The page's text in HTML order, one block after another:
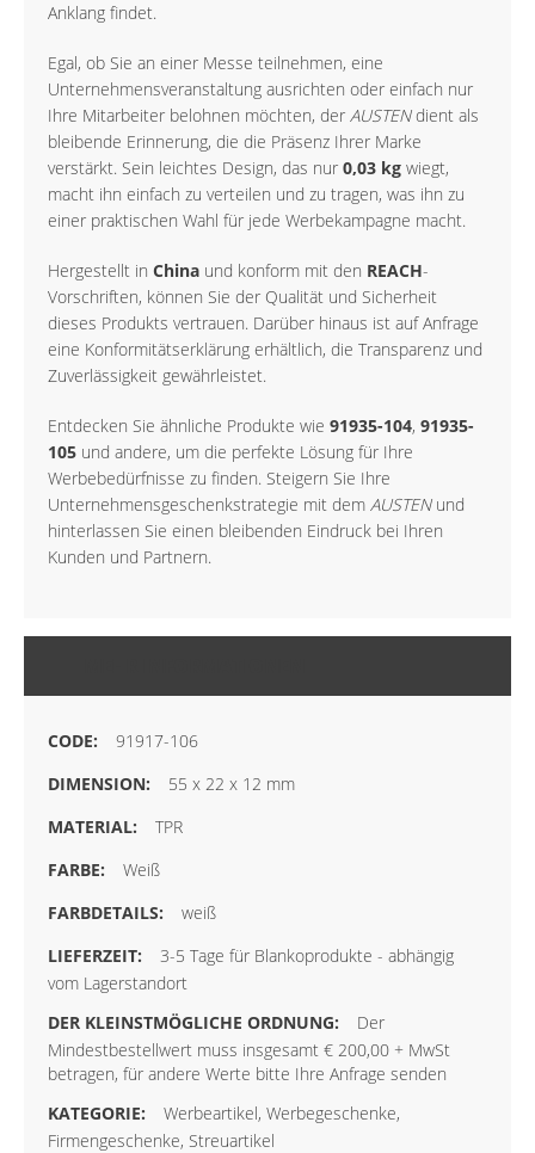
Anklang findet.
Egal, ob Sie an einer Messe teilnehmen, eine
Unternehmensveranstaltung ausrichten oder einfach nur
Ihre Mitarbeiter belohnen möchten, der AUSTENdient als
bleibende Erinnerung, die die Präsenz Ihrer Marke
verstärkt. Sein leichtes Design, das nur 0,03 kg wiegt,
macht ihn einfach zu verteilen und zu tragen, was ihn zu
einer praktischen Wahl für jede Werbekampagne macht.
Hergestellt in China und konform mit den REACH-
Vorschriften, können Sie der Qualität und Sicherheit
dieses Produkts vertrauen. Darüber hinaus ist auf Anfrage
eine Konformitätserklärung erhältlich, die Transparenz und
Zuverlässigkeit gewährleistet.
Entdecken Sie ähnliche Produkte wie 91935-104, 91935-
105 und andere, um die perfekte Lösung für Ihre
Werbebedürfnisse zu finden. Steigern Sie Ihre
Unternehmensgeschenkstrategie mit dem AUSTENund
hinterlassen Sie einen bleibenden Eindruck bei Ihren
Kunden und Partnern.
91917-106
55 x 22 x 12 mm
TPR
Weiß
weiß
3-5 Tage für Blankoprodukte - abhängig
vom Lagerstandort
Der
Mindestbestellwert muss insgesamt € 200,00 + MwSt
betragen, für andere Werte bitte Ihre Anfrage senden
Werbeartikel, Werbegeschenke,
Firmengeschenke, Streuartikel